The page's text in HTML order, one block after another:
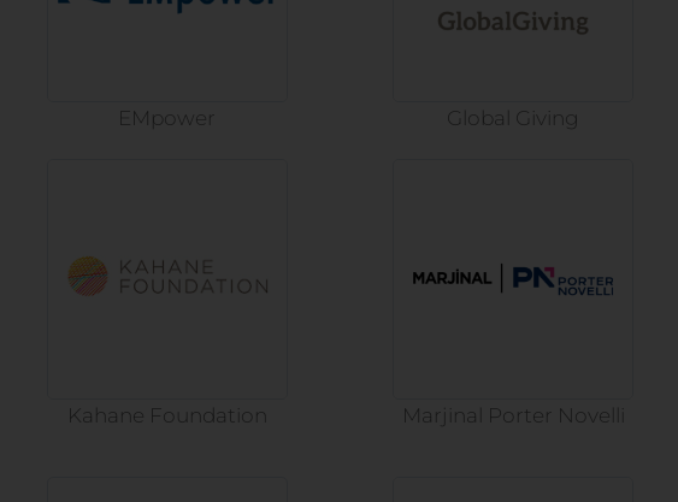
EMpower Global Giving
Kahane Foundation Marjinal Porter Novelli